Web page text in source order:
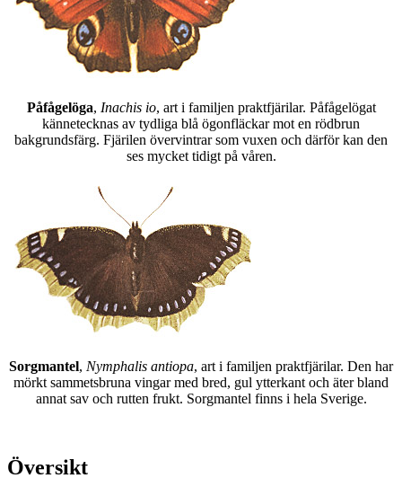
Påfågelöga, Inachis io, art i familjen praktfjärilar. Påfågelögat
kännetecknas av tydliga blå ögonfläckar mot en rödbrun
bakgrundsfärg. Fjärilen övervintrar som vuxen och därför kan den
ses mycket tidigt på våren.
Sorgmantel, Nymphalis antiopa, art i familjen praktfjärilar. Den har
mörkt sammetsbruna vingar med bred, gul ytterkant och äter bland
annat sav och rutten frukt. Sorgmantel finns i hela Sverige.
Översikt